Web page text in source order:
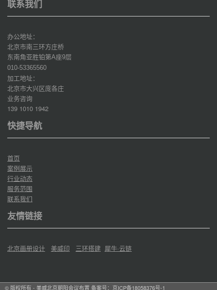
联系我们
办公地址：
北京市南三环方庄桥
东南角亚胜铂第A座9层
010-53365560
加工地址：
北京市大兴区庞各庄
业务咨询
139 1010 1942
快捷导航
首页
案例展示
行业动态
服务范围
联系我们
友情链接
北京画册设计 美威印 三环搭建 犀牛·云链
© 版权所有 - 美威北京朝阳会议布置 备案号： 京ICP备18058376号-1